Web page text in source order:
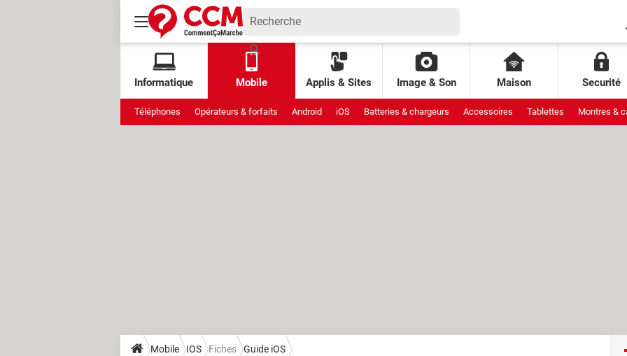
Informatique Mobile Applis & Sites Image & Son Maison Securité
Téléphones Opérateurs & forfaits Android iOS Batteries & chargeurs Accessoires Tablettes Montres &
Mobile IOS Fiches Guide iOS